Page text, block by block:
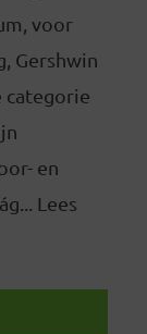
voor
Gershwin
categorie
en
Lees